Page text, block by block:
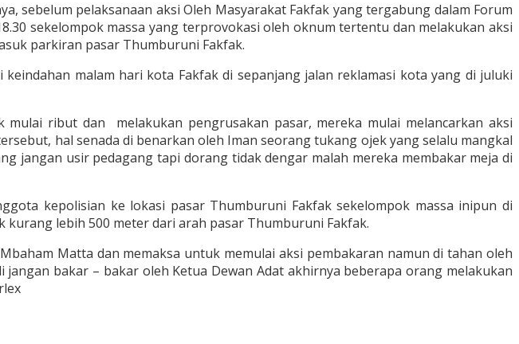
sebelum pelaksanaan aksi Oleh Masyarakat Fakfak yang tergabung dalam Forum
sekelompok massa yang terprovokasi oleh oknum tertentu dan melakukan aksi
parkiran pasar Thumburuni Fakfak.
malam hari kota Fakfak di sepanjang jalan reklamasi kota yang di juluki
ribut dan melakukan pengrusakan pasar, mereka mulai melancarkan aksi
hal senada di benarkan oleh Iman seorang tukang ojek yang selalu mangkal
jangan usir pedagang tapi dorang tidak dengar malah mereka membakar meja di
kepolisian ke lokasi pasar Thumburuni Fakfak sekelompok massa inipun di
lebih 500 meter dari arah pasar Thumburuni Fakfak.
Matta dan memaksa untuk memulai aksi pembakaran namun di tahan oleh
bakar – bakar oleh Ketua Dewan Adat akhirnya beberapa orang melakukan